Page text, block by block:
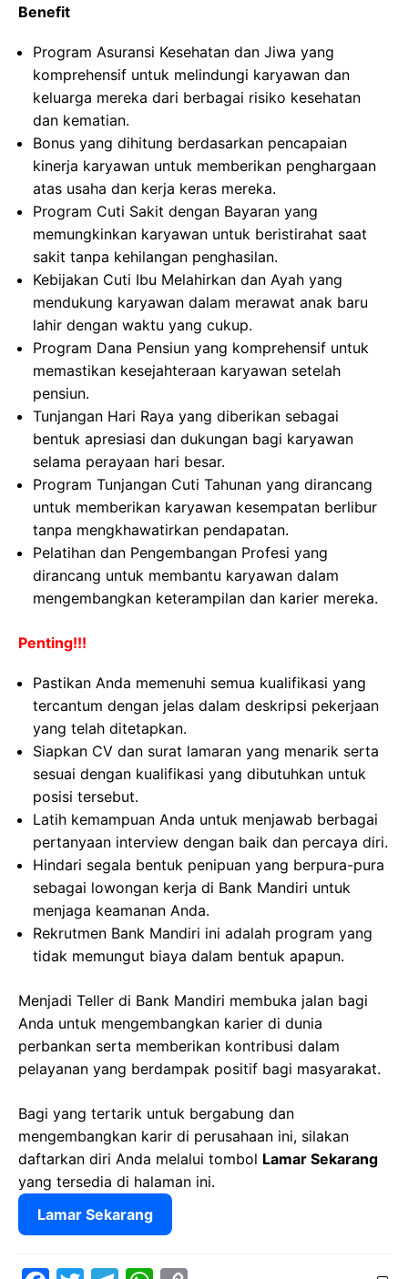
Benefit
Program Asuransi Kesehatan dan Jiwa yang
komprehensif untuk melindungi karyawan dan
keluarga mereka dari berbagai risiko kesehatan
dan kematian.
Bonus yang dihitung berdasarkan pencapaian
kinerja karyawan untuk memberikan penghargaan
atas usaha dan kerja keras mereka.
Program Cuti Sakit dengan Bayaran yang
memungkinkan karyawan untuk beristirahat saat
sakit tanpa kehilangan penghasilan.
Kebijakan Cuti Ibu Melahirkan dan Ayah yang
mendukung karyawan dalam merawat anak baru
lahir dengan waktu yang cukup.
Program Dana Pensiun yang komprehensif untuk
memastikan kesejahteraan karyawan setelah
pensiun.
Tunjangan Hari Raya yang diberikan sebagai
bentuk apresiasi dan dukungan bagi karyawan
selama perayaan hari besar.
Program Tunjangan Cuti Tahunan yang dirancang
untuk memberikan karyawan kesempatan berlibur
tanpa mengkhawatirkan pendapatan.
Pelatihan dan Pengembangan Profesi yang
dirancang untuk membantu karyawan dalam
mengembangkan keterampilan dan karier mereka.
Penting!!!
Pastikan Anda memenuhi semua kualifikasi yang
tercantum dengan jelas dalam deskripsi pekerjaan
yang telah ditetapkan.
Siapkan CV dan surat lamaran yang menarik serta
sesuai dengan kualifikasi yang dibutuhkan untuk
posisi tersebut.
Latih kemampuan Anda untuk menjawab berbagai
pertanyaan interview dengan baik dan percaya diri.
Hindari segala bentuk penipuan yang berpura-pura
sebagai lowongan kerja di Bank Mandiri untuk
menjaga keamanan Anda.
Rekrutmen Bank Mandiri ini adalah program yang
tidak memungut biaya dalam bentuk apapun.
Menjadi Teller di Bank Mandiri membuka jalan bagi
Anda untuk mengembangkan karier di dunia
perbankan serta memberikan kontribusi dalam
pelayanan yang berdampak positif bagi masyarakat.
Bagi yang tertarik untuk bergabung dan
mengembangkan karir di perusahaan ini, silakan
daftarkan diri Anda melalui tombol Lamar Sekarang
yang tersedia di halaman ini.
Lamar Sekarang